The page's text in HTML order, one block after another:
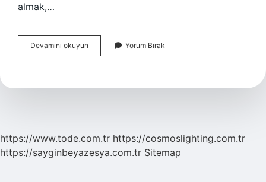
almak,…
Devamını okuyun
Enerjisini
Neler
Yorum Bırak
https://www.tode.com.tr https://cosmoslighting.com.tr
https://sayginbeyazesya.com.tr Sitemap